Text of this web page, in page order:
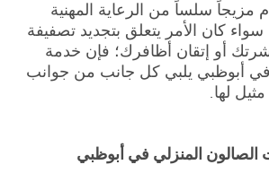
سلساً من الرعاية المهنية
كان الأمر يتعلق بتجديد تصفيفة
أو إتقان أظافرك؛ فإن خدمة
في أبوظبي يلبي كل جانب من جوانب
لها.
المنزلي في أبوظبي